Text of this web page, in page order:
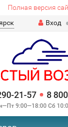
Полная версия
Вход
21-57 8
9:00—18:00 Сб